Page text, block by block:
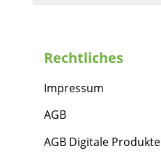
Rechtliches
Impressum
AGB
AGB Digitale Produkte